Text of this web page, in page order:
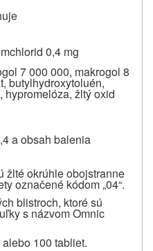
0,4 mg
7 000 000, makrogol 8
butylhydroxytoluén,
hypromelóza, žltý oxid
a obsah balenia
žlté okrúhle obojstranne
označené kódom „04“.
blistroch, ktoré sú
s názvom Omnic
100 tabliet.